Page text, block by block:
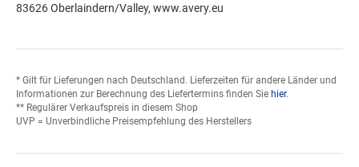
83626 Oberlaindern/Valley, www.avery.eu
* Gilt für Lieferungen nach Deutschland. Lieferzeiten für andere Länder und
Informationen zur Berechnung des Liefertermins finden Sie hier.
** Regulärer Verkaufspreis in diesem Shop
UVP = Unverbindliche Preisempfehlung des Herstellers